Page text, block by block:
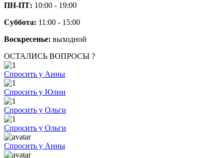
ПН-ПТ: 10:00 - 19:00
Суббота: 11:00 - 15:00
Воскресенье: выходной
ОСТАЛИСЬ ВОПРОСЫ ?
Спросить у Анны
Спросить у Юлии
Спросить у Ольги
Спросить у Ольги
Спросить у Анны